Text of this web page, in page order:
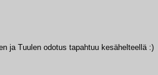
ja Tuulen odotus tapahtuu kesähelteellä :)